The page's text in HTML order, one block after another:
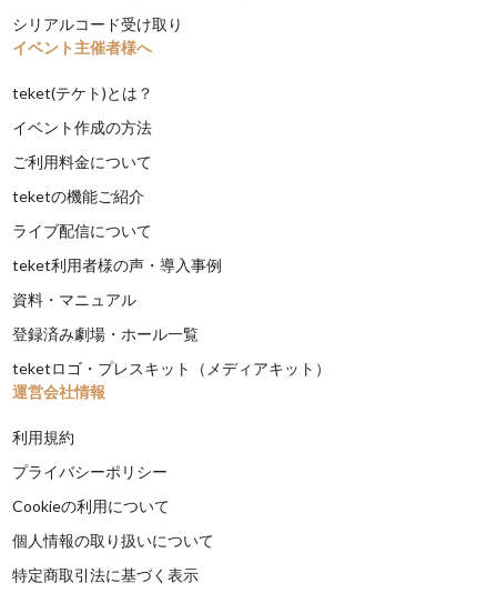
シリアルコード受け取り
イベント主催者様へ
teket(テケト)とは？
イベント作成の方法
ご利用料金について
teketの機能ご紹介
ライブ配信について
teket利用者様の声・導入事例
資料・マニュアル
登録済み劇場・ホール一覧
teketロゴ・プレスキット（メディアキット）
運営会社情報
利用規約
プライバシーポリシー
Cookieの利用について
個人情報の取り扱いについて
特定商取引法に基づく表示